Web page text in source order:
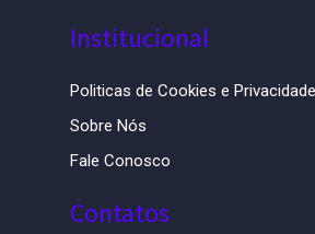
Institucional
Politicas de Cookies e Privacidade
Sobre Nós
Fale Conosco
Contatos